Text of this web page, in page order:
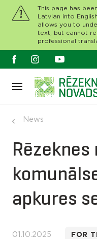
This page has
Latvian into
allows you to
text, but cannot
professional
News
Rēzeknes
apkures
01.10.2025 FOR